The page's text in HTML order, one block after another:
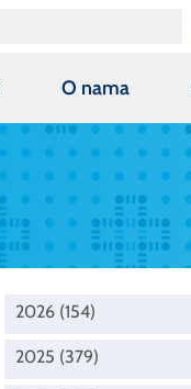
O nama
2026 (154)
2025 (379)